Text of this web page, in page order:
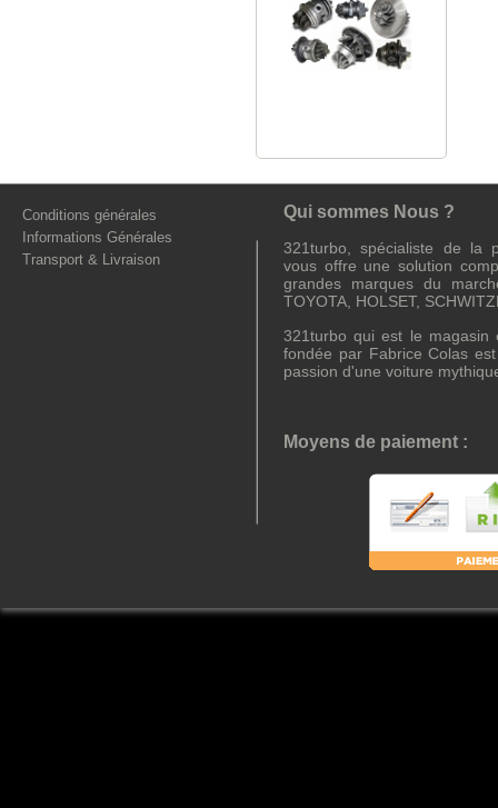
Conditions générales
Informations Générales
Transport & Livraison
Qui sommes Nous ?
321turbo, spécialiste de la
vous offre une solution
grandes marques du
TOYOTA, HOLSET,
321turbo qui est le magasin
fondée par Fabrice Colas
passion d'une voiture
Moyens de paiement :